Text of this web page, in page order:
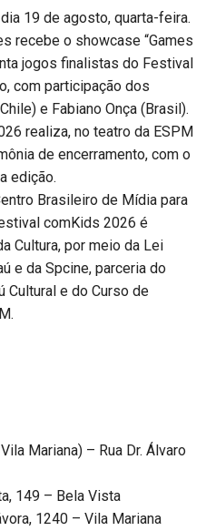
19 de agosto, quarta-feira.
recebe o showcase “Games
jogos finalistas do Festival
com participação dos
e Fabiano Onça (Brasil).
realiza, no teatro da ESPM
de encerramento, com o
edição.
Brasileiro de Mídia para
comKids 2026 é
Cultura, por meio da Lei
e da Spcine, parceria do
Cultural e do Curso de
Mariana) – Rua Dr. Álvaro
149 – Bela Vista
1240 – Vila Mariana